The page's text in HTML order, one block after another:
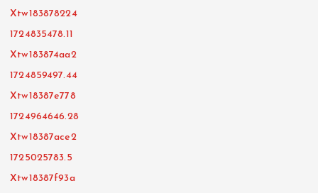
Xtw183878224
1724835478.11
Xtw183874aa2
1724859497.44
Xtw18387e778
1724964646.28
Xtw18387ace2
1725025783.5
Xtw18387f93a